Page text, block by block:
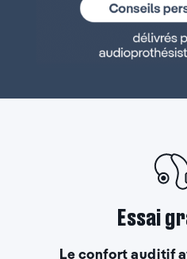
Essai
Le confort auditif